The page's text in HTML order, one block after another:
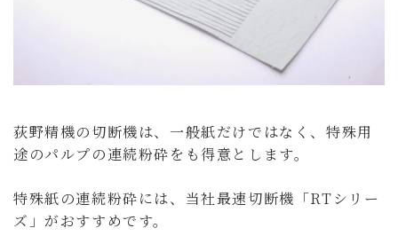
荻野精機の切断機は、一般紙だけではなく、特殊用
途のパルプの連続粉砕をも得意とします。
特殊紙の連続粉砕には、当社最速切断機「RTシリー
ズ」がおすすめです。